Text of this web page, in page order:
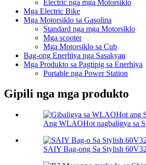
Electric nga mga Motorsiklo
Mga Electric Bike
Mga Motorsiklo sa Gasolina
Standard nga mga Motorsiklo
Mga scooter
Mga Motorsiklo sa Cub
Bag-ong Enerhiya nga Sasakyan
Mga Produkto sa Pagtipig sa Enerhiya
Portable nga Power Station
Gipili nga mga produkto
Ang WLAOHot nagbaligya sa
SAIY Bag-ong Sa Stylish